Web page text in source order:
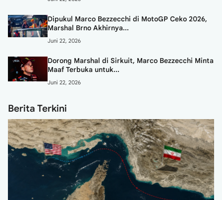
Dipukul Marco Bezzecchi di MotoGP Ceko 2026,
Marshal Brno Akhirnya...
Juni 22, 2026
Dorong Marshal di Sirkuit, Marco Bezzecchi Minta
Maaf Terbuka untuk...
Juni 22, 2026
Berita Terkini